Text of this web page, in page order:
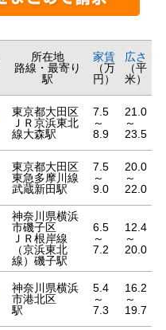
所在地
路線・最寄り
駅
家賃
（万
円）
広さ
（平
米）
東京都大田区
ＪＲ京浜東北
線大森駅
7.5
～
8.9
21.0
～
23.5
東京都大田区
東急多摩川線
武蔵新田駅
7.5
～
9.0
20.0
～
22.0
神奈川県横浜
市磯子区
ＪＲ根岸線
（京浜東北
線）磯子駅
6.5
～
7.2
12.4
～
20.0
神奈川県横浜
市港北区
駅
5.4
～
7.3
16.2
～
19.7